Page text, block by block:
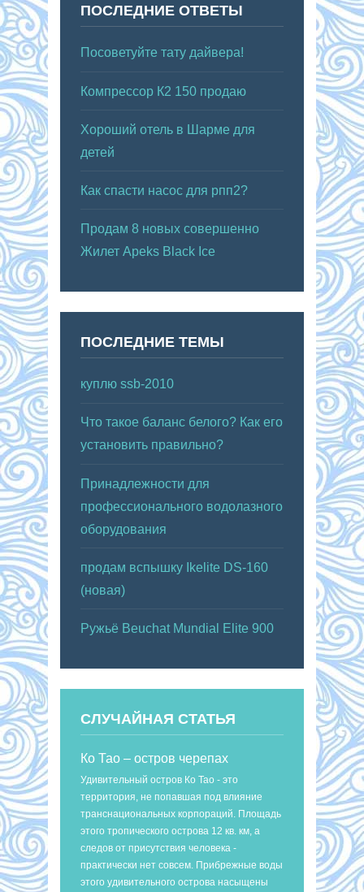
ПОСЛЕДНИЕ ОТВЕТЫ
Посоветуйте тату дайвера!
Компрессор К2 150 продаю
Хороший отель в Шарме для
детей
Как спасти насос для рпп2?
Продам 8 новых совершенно
Жилет Apeks Black Ice
ПОСЛЕДНИЕ ТЕМЫ
куплю ssb-2010
Что такое баланс белого? Как его
установить правильно?
Принадлежности для
профессионального водолазного
оборудования
продам вспышку Ikelite DS-160
(новая)
Ружьё Beuchat Mundial Elite 900
СЛУЧАЙНАЯ СТАТЬЯ
Ко Тао – остров черепах
Удивительный остров Ко Тао - это
территория, не попавшая под влияние
транснациональных корпораций. Площадь
этого тропического острова 12 кв. км, а
следов от присутствия человека -
практически нет совсем. Прибрежные воды
этого удивительного острова насыщены